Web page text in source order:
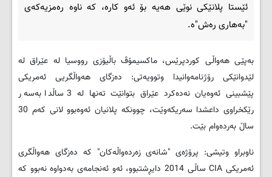
ئێستا پلانێكى نوێى هه‌یه‌ بۆ ئه‌و كاره‌، كه‌ ناوه‌ ره‌مزیه‌كه‌ى
"به‌هارى ره‌ش"ه‌.
بەپێی هەواڵی کوردپرێس، ماكسیمۆڤ باڵیۆزى رووسیا له‌ عێراق له
‌لێدوانێكى رۆژنامه‌وانیدا وتوویه‌تى: ده‌زگاى هه‌واڵگریى ئه‌مریكى
پێشبینى ئه‌وه‌یان نه‌ده‌كرد عێراق بتوانێت ته‌نها له‌ 3 ساڵدا به‌سه‌ر
رێكخراوى داعشدا سه‌ریكه‌وێت، چوونكه‌ پلانیان ئه‌وه‌بوو لانى كه‌م 30
ساڵ به‌رده‌وام بێت.
ناوبراو وتیشى: پرۆژه‌ى "شانه‌ى زه‌رده‌واڵه‌كان" كه‌ ده‌زگاى هه‌واڵگرى
ئه‌مریكىCIA
ساڵى 2014 دایڕشتبوو، ئه‌و ئه‌نجامه‌ى به‌دواوه‌ نه‌بوو كه‌